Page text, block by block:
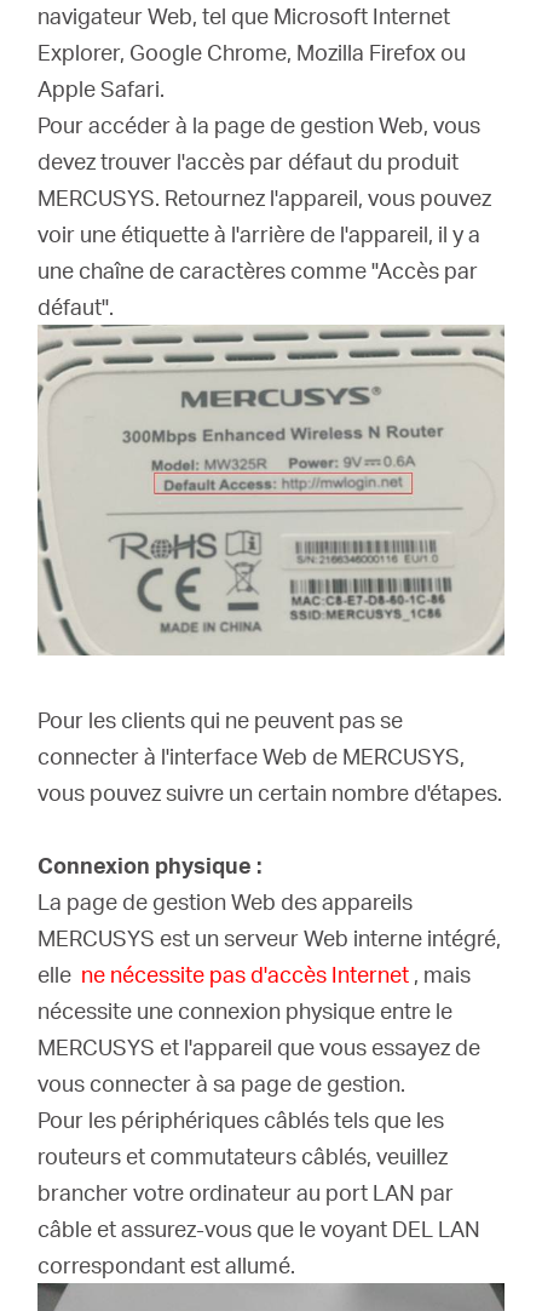
acheter
Morocco
Français
navigateur Web, tel que Microsoft Internet
Explorer, Google Chrome, Mozilla Firefox ou
Apple Safari.
Pour accéder à la page de gestion Web, vous
devez trouver l'accès par défaut du produit
MERCUSYS. Retournez l'appareil, vous pouvez
voir une étiquette à l'arrière de l'appareil, il y a
une chaîne de caractères comme "Accès par
défaut".
Pour les clients qui ne peuvent pas se
connecter à l'interface Web de MERCUSYS,
vous pouvez suivre un certain nombre d'étapes.
Connexion physique :
La page de gestion Web des appareils
MERCUSYS est un serveur Web interne intégré,
elle ne nécessite pas d'accès Internet , mais
nécessite une connexion physique entre le
MERCUSYS et l'appareil que vous essayez de
vous connecter à sa page de gestion.
Pour les périphériques câblés tels que les
routeurs et commutateurs câblés, veuillez
brancher votre ordinateur au port LAN par
câble et assurez-vous que le voyant DEL LAN
correspondant est allumé.